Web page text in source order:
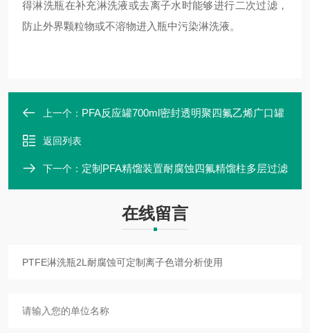
得淋洗瓶在补充淋洗液或去离子水时能够进行二次过滤，
防止外界颗粒物或不溶物进入瓶中污染淋洗液。
上一个： PFA反应罐700ml密封透明聚四氟乙烯广口罐
返回列表
下一个： 定制PFA精馏装置耐腐蚀四氟精馏柱多层过滤
在线留言